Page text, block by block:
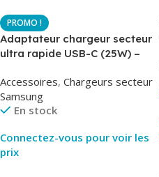
Adaptateur chargeur secteur
ultra rapide USB-C (25W) –
TA800
Accessoires, Chargeurs secteur
Samsung
En stock
Connectez-vous pour voir les
prix